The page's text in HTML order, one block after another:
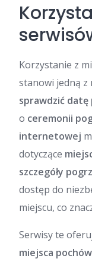
Korzystanie z
stanowi jedną z
sprawdzić datę
o ceremonii
internetowej
dotyczące
szczegóły
dostęp do
miejscu, co
Serwisy te
miejsca